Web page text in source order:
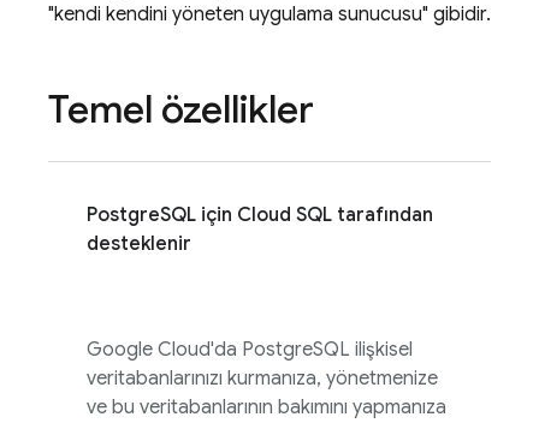
"kendi kendini yöneten uygulama sunucusu" gibidir.
Temel özellikler
PostgreSQL için Cloud SQL tarafından
desteklenir
Google Cloud'da PostgreSQL ilişkisel
veritabanlarınızı kurmanıza, yönetmenize
ve bu veritabanlarının bakımını yapmanıza